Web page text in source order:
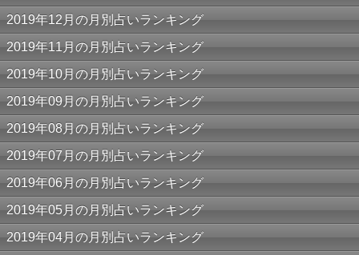
2019年12月の月別占いランキング
2019年11月の月別占いランキング
2019年10月の月別占いランキング
2019年09月の月別占いランキング
2019年08月の月別占いランキング
2019年07月の月別占いランキング
2019年06月の月別占いランキング
2019年05月の月別占いランキング
2019年04月の月別占いランキング